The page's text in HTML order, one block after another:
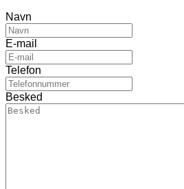
Navn
E-mail
Telefon
Besked